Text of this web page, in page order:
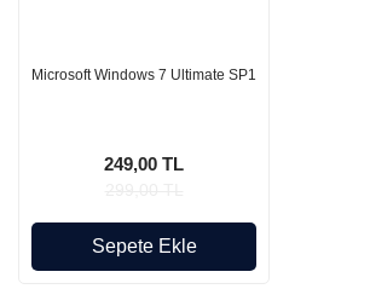
Microsoft Windows 7 Ultimate SP1
249,00 TL
Sepete Ekle